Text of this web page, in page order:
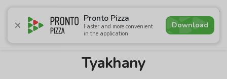
Pronto Pizza
Faster and more convenient
in the application
Download
4.9
Promotions Pizza Суші Lunches Burgers
Tyakhany